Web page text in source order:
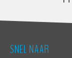
SNEL NAAR